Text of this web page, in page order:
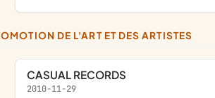
DE L'ART ET DES ARTISTES
CASUAL RECORDS
2010-11-29